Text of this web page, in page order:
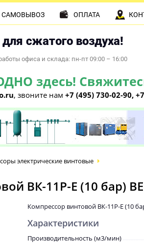
сжатого воздуха!
офиса и склада: пн-пт 09:00 – 16:00
здесь!
, звоните нам +7 (495) 730-02-90,
САМОВЫВОЗ ОПЛАТА
электрические винтовые
ВК-11Р-E (10 бар)
Компрессор винтовой ВК-11Р-E (10
Характеристики
Производительность (м3/мин)